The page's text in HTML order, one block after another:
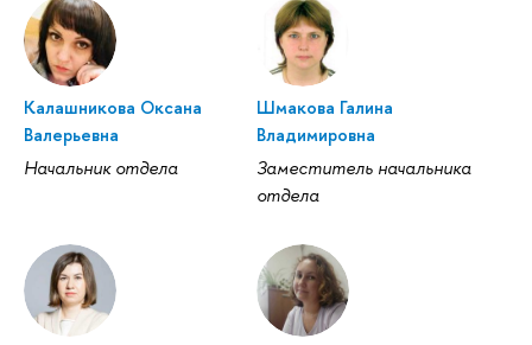
Калашникова Оксана
Валерьевна
Начальник отдела
Шмакова Галина
Владимировна
Заместитель начальника
отдела